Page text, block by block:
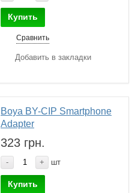
Купить
Сравнить
Добавить в закладки
Boya BY-CIP Smartphone
Adapter
323 грн.
- + шт
Купить